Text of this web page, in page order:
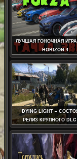
ЛУЧШАЯ ГОНОЧНАЯ ИГРА
HORIZON 4
DYING LIGHT –
РЕЛИЗ КРУПНОГО DLC
FOLLOWING